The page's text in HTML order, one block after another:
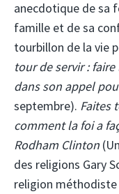
anecdotique de sa
famille et de sa
tourbillon de la vie
tour de servir : faire
dans son appel
septembre). Faites
comment la foi a
Rodham Clinton
des religions Gary
religion méthodiste